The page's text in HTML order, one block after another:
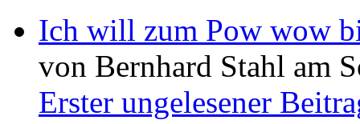
Ich will zum Pow wow
von Bernhard Stahl am
Erster ungelesener